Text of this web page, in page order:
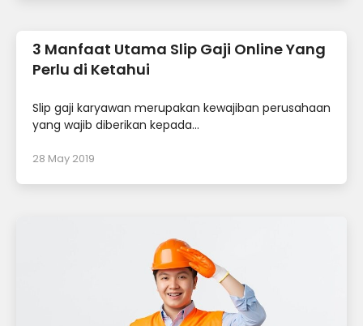
3 Manfaat Utama Slip Gaji Online Yang
Perlu di Ketahui
Slip gaji karyawan merupakan kewajiban perusahaan
yang wajib diberikan kepada...
28 May 2019